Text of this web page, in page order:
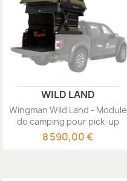
WILD LAND
Wingman Wild Land - Module
de camping pour pick-up
8 590,00 €